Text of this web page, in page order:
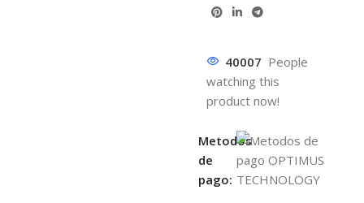
40007 People
watching this
product now!
Metodos
de
pago: